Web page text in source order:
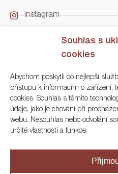
Souhlas s
cookies
Abychom poskytli co nejlepší
přístupu k informacím o zařízení,
cookies. Souhlas s těmito
údaje, jako je chování při
webu. Nesouhlas nebo odvolání
určité vlastnosti a funkce.
Instagram
Kontakt
ARGO Numismatika
Korunní 83, Praha 3
+420 222 561 343